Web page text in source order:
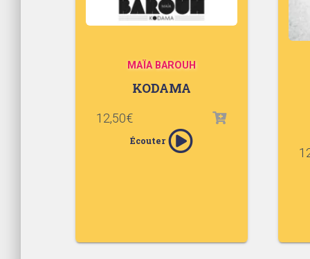
MAÏA BAROUH
KODAMA
12,50€
Écouter